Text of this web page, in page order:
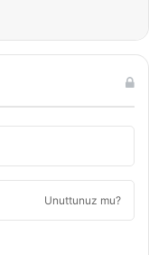
Unuttunuz mu?